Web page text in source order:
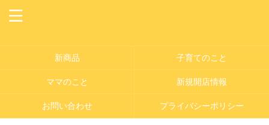
新商品 子育てのこと
ママのこと 新規開店情報
お問い合わせ プライバシーポリシー